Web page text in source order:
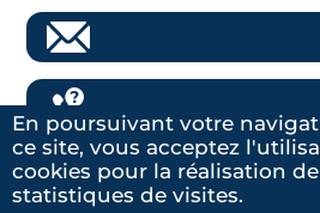
Ma recherche
En poursuivant votre
ce site, vous acceptez
cookies pour la réalisation de
statistiques de visites.